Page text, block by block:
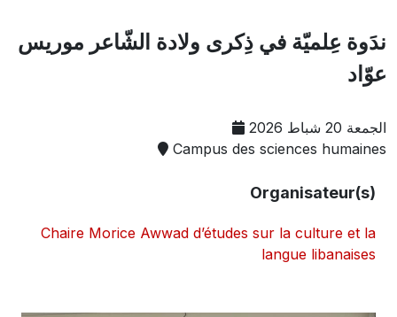
ندَوة عِلميّة في ذِكرى ولادة الشّاعر موريس
عوّاد
الجمعة 20 شباط 2026
Campus des sciences humaines
Organisateur(s)
Chaire Morice Awwad d’études sur la culture et la
langue libanaises